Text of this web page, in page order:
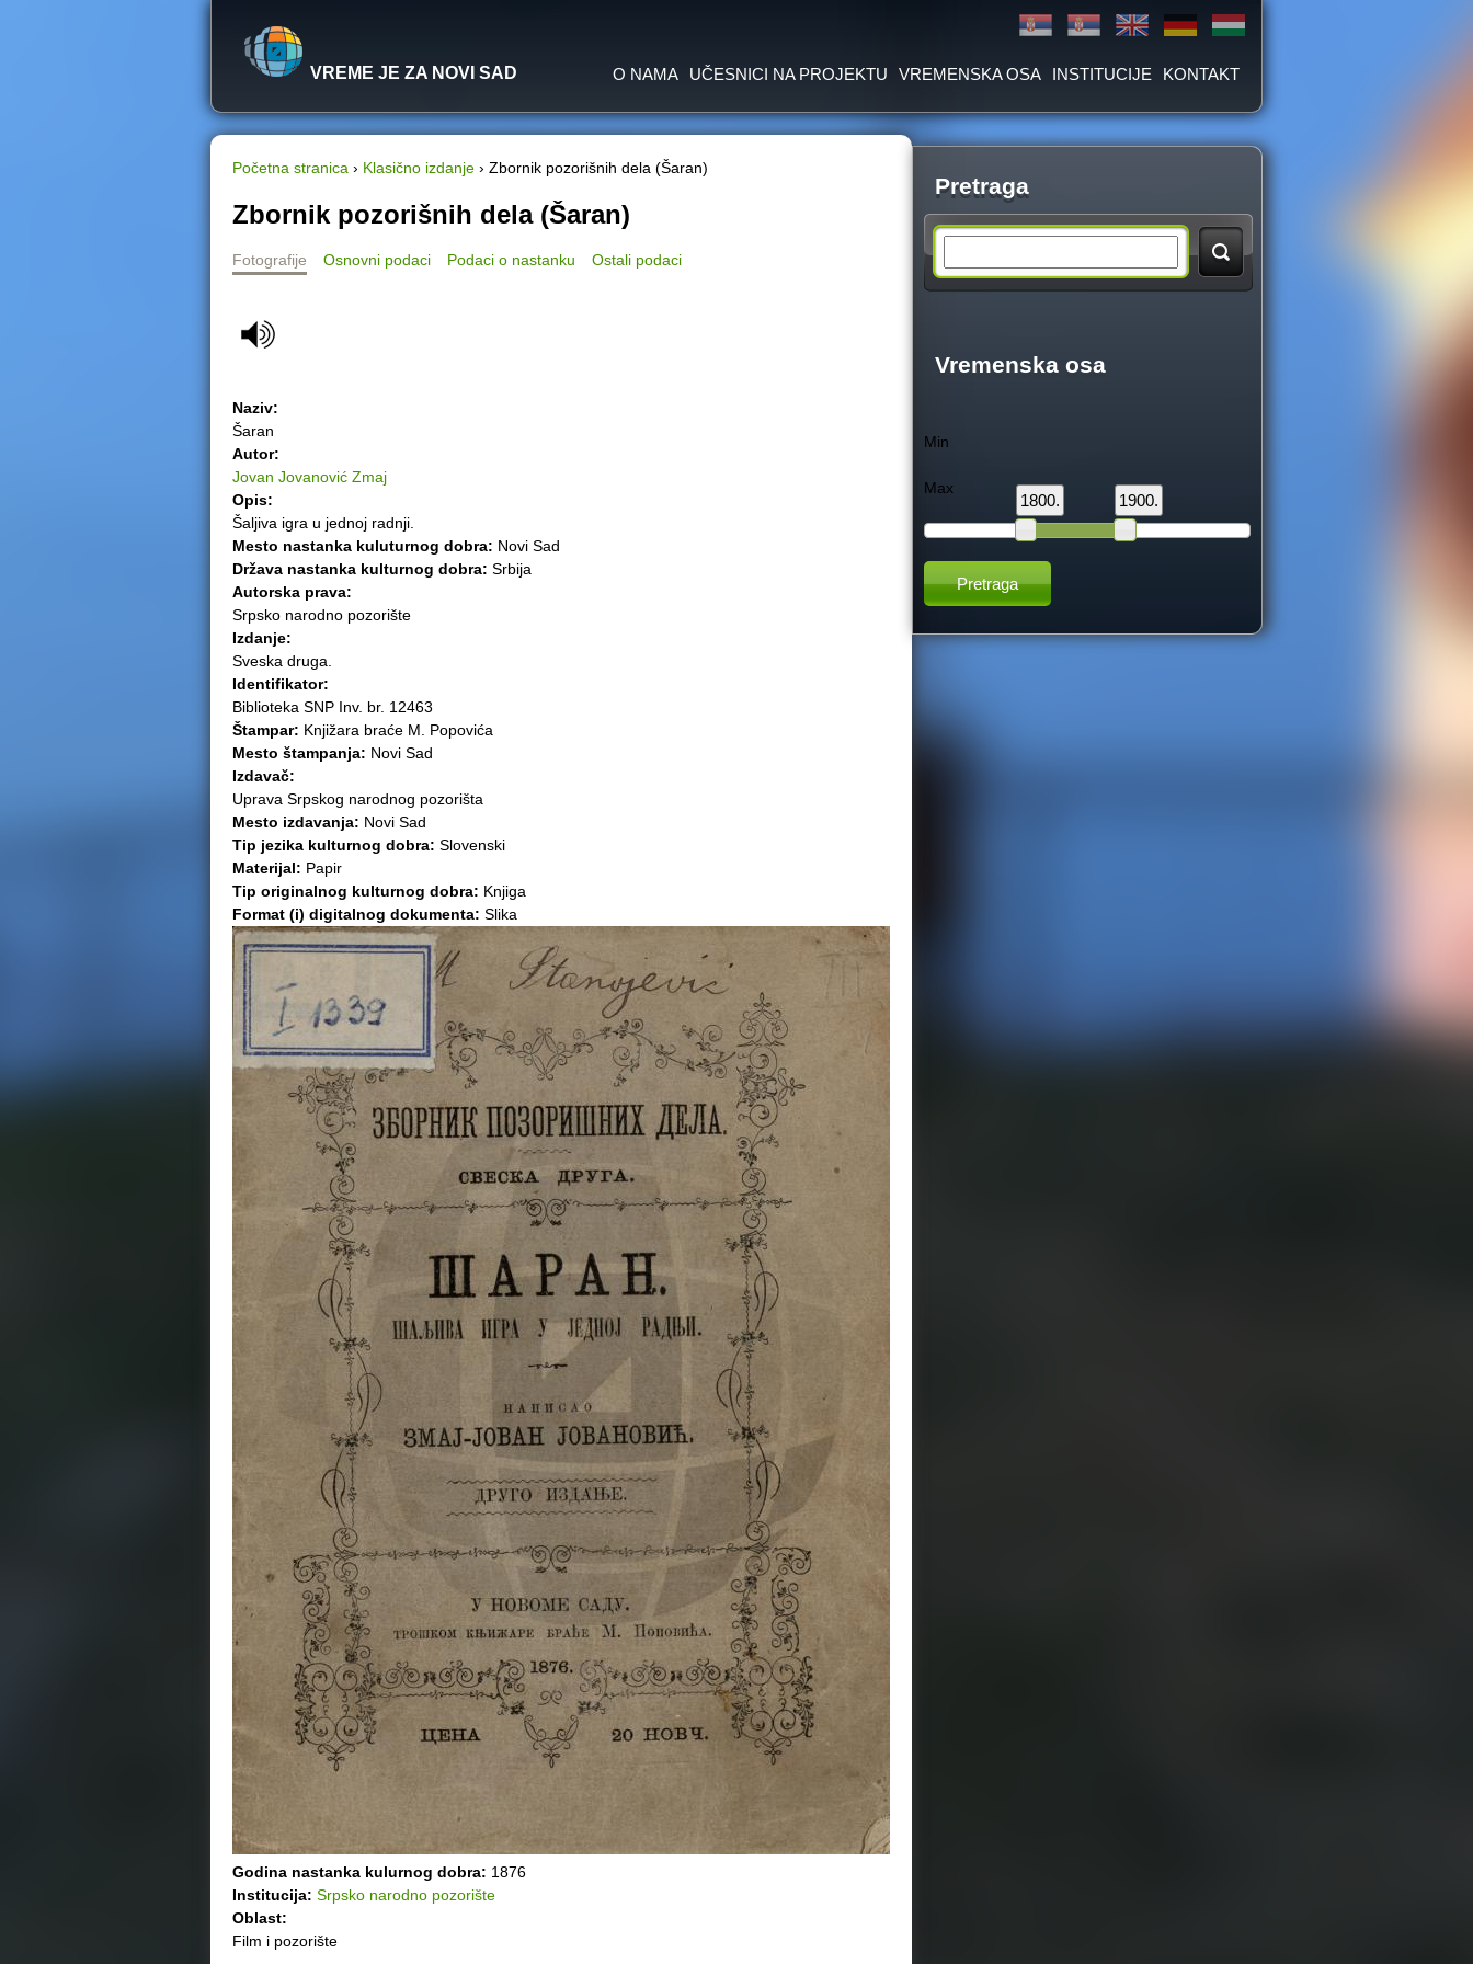
VREME JE ZA NOVI SAD O NAMA UČESNICI NA PROJEKTU VREMENSKA OSA INSTITUCIJE KONTAKT
Y
o
a
e
h
e
r
e
Početna stranica › Klasično izdanje › Zbornik pozorišnih dela (Šaran)
Zbornik pozorišnih dela (Šaran)
Fotografije Osnovni podaci Podaci o nastanku Ostali podaci
Naziv:
Šaran
Autor:
Jovan Jovanović Zmaj
Opis:
Šaljiva igra u jednoj radnji.
Mesto nastanka kuluturnog dobra: Novi Sad
Država nastanka kulturnog dobra: Srbija
Autorska prava:
Srpsko narodno pozorište
Izdanje:
Sveska druga.
Identifikator:
Biblioteka SNP Inv. br. 12463
Štampar: Knjižara braće M. Popovića
Mesto štampanja: Novi Sad
Izdavač:
Uprava Srpskog narodnog pozorišta
Mesto izdavanja: Novi Sad
Tip jezika kulturnog dobra: Slovenski
Materijal: Papir
Tip originalnog kulturnog dobra: Knjiga
Format (i) digitalnog dokumenta: Slika
Godina nastanka kulurnog dobra: 1876
Institucija: Srpsko narodno pozorište
Oblast:
Film i pozorište
Pretraga
a
h
Vremenska osa
Min
Max
1800. 1900.